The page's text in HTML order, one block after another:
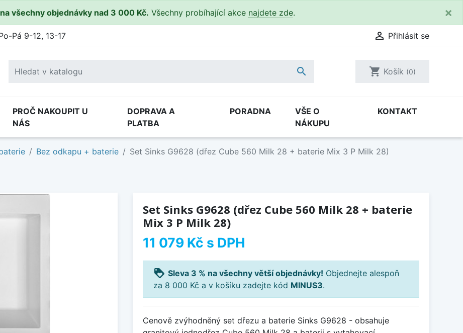
všechny objednávky nad 3 000 Kč. Všechny probíhající akce najdete zde. ×
Pá 9-12, 13-17  Přihlásit se
 shopping_cart Košík (0)
PROČ NAKOUPIT U
NÁS
DOPRAVA A
PLATBA
PORADNA
VŠE O
NÁKUPU
KONTAKT
Bez odkapu + baterie Set Sinks G9628 (dřez Cube 560 Milk 28 + baterie Mix 3 P Milk 28)
Set Sinks G9628 (dřez Cube 560 Milk 28 + baterie
Mix 3 P Milk 28)
11 079 Kč s DPH
loyalty Sleva 3 % na všechny větší objednávky! Objednejte alespoň
za 8 000 Kč a v košíku zadejte kód MINUS3.
Cenově zvýhodněný set dřezu a baterie Sinks G9628 - obsahuje